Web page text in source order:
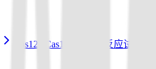
Cas12a/Cas13a/Cas14a反应试剂盒